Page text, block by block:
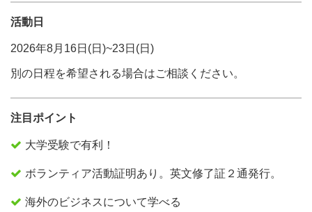
活動日
2026年8月16日(日)~23日(日)
別の日程を希望される場合はご相談ください。
注目ポイント
大学受験で有利！
ボランティア活動証明あり。英文修了証２通発行。
海外のビジネスについて学べる